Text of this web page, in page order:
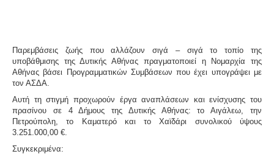
Παρεμβάσεις ζωής που αλλάζουν σιγά – σιγά το τοπίο της
υποβάθμισης της Δυτικής Αθήνας πραγματοποιεί η Νομαρχία της
Αθήνας βάσει Προγραμματικών Συμβάσεων που έχει υπογράψει με
τον ΑΣΔΑ.
Αυτή τη στιγμή προχωρούν έργα αναπλάσεων και ενίσχυσης του
πρασίνου σε 4 Δήμους της Δυτικής Αθήνας: το Αιγάλεω, την
Πετρούπολη, το Καματερό και το Χαϊδάρι συνολικού ύψους
3.251.000,00 €.
Συγκεκριμένα: